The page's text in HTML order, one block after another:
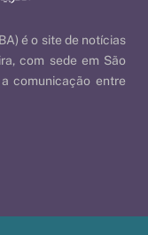
é o site de notícias
com sede em São
comunicação entre